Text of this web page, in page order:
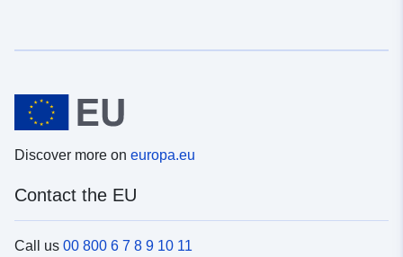
Discover more on europa.eu
Contact the EU
Call us 00 800 6 7 8 9 10 11